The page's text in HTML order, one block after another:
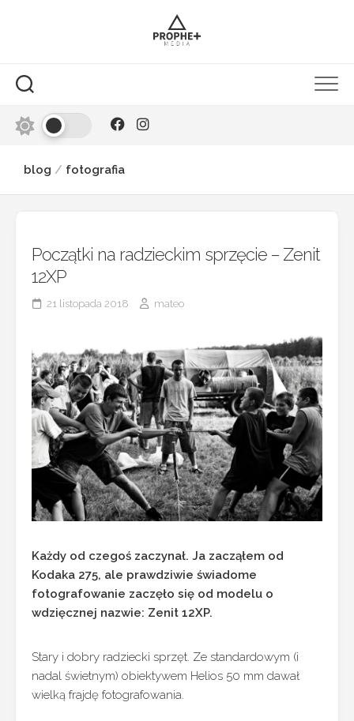
blog / fotografia
Początki na radzieckim sprzęcie – Zenit
12XP
21 listopada 2018 mateo
Każdy od czegoś zaczynał. Ja zacząłem od
Kodaka 275, ale prawdziwie świadome
fotografowanie zaczęło się od modelu o
wdzięcznej nazwie: Zenit 12XP.
Stary i dobry radziecki sprzęt. Ze standardowym (i
nadal świetnym) obiektywem Helios 50 mm dawał
wielką frajdę fotografowania.